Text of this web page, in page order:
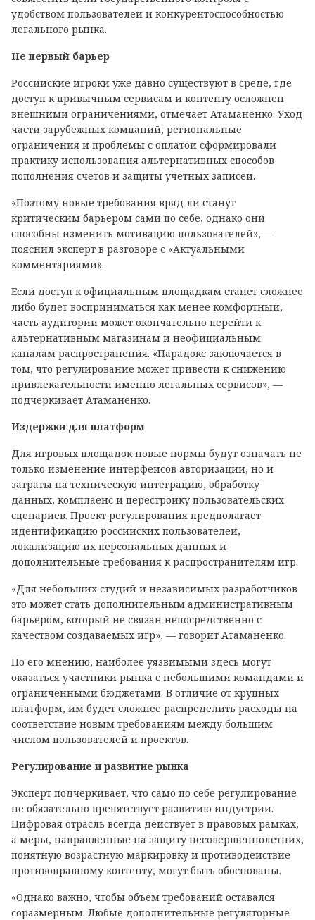
удобством пользователей и конкурентоспособностью
легального рынка.
Не первый барьер
Российские игроки уже давно существуют в среде, где
доступ к привычным сервисам и контенту осложнен
внешними ограничениями, отмечает Атаманенко. Уход
части зарубежных компаний, региональные
ограничения и проблемы с оплатой сформировали
практику использования альтернативных способов
пополнения счетов и защиты учетных записей.
«Поэтому новые требования вряд ли станут
критическим барьером сами по себе, однако они
способны изменить мотивацию пользователей», —
пояснил эксперт в разговоре с «Актуальными
комментариями».
Если доступ к официальным площадкам станет сложнее
либо будет восприниматься как менее комфортный,
часть аудитории может окончательно перейти к
альтернативным магазинам и неофициальным
каналам распространения. «Парадокс заключается в
том, что регулирование может привести к снижению
привлекательности именно легальных сервисов», —
подчеркивает Атаманенко.
Издержки для платформ
Для игровых площадок новые нормы будут означать не
только изменение интерфейсов авторизации, но и
затраты на техническую интеграцию, обработку
данных, комплаенс и перестройку пользовательских
сценариев. Проект регулирования предполагает
идентификацию российских пользователей,
локализацию их персональных данных и
дополнительные требования к распространителям игр.
«Для небольших студий и независимых разработчиков
это может стать дополнительным административным
барьером, который не связан непосредственно с
качеством создаваемых игр», — говорит Атаманенко.
По его мнению, наиболее уязвимыми здесь могут
оказаться участники рынка с небольшими командами и
ограниченными бюджетами. В отличие от крупных
платформ, им будет сложнее распределить расходы на
соответствие новым требованиям между большим
числом пользователей и проектов.
Регулирование и развитие рынка
Эксперт подчеркивает, что само по себе регулирование
не обязательно препятствует развитию индустрии.
Цифровая отрасль всегда действует в правовых рамках,
а меры, направленные на защиту несовершеннолетних,
понятную возрастную маркировку и противодействие
противоправному контенту, могут быть обоснованы.
«Однако важно, чтобы объем требований оставался
соразмерным. Любые дополнительные регуляторные